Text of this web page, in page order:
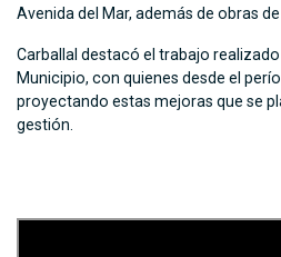
Avenida del Mar, además de obras
Carballal destacó el trabajo
Municipio, con quienes desde el
proyectando estas mejoras que se
gestión.